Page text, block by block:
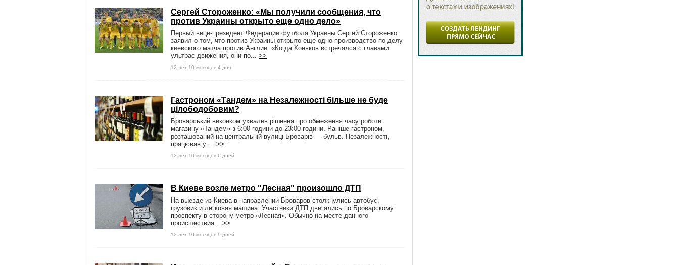
Сергей Стороженко: «Мы получили сообщения, что
против Украины открыто еще одно дело»
Первый вице-президент Федерации футбола Украины Сергей Стороженко
заявил о том, что против Украины открыто еще одно производство по делу
киевского матча против Англии. «Когда Коньков встречался с главами
ультрас-движения, они по... >>
12 лет 10 месяцев 4 дня
Гастроном «Тандем» на Незалежності більше не буде
цілободобовим?
Броварський виконком ухвалив рішення про обмеження часу роботи
магазину «Тандем» з 6:00 години до 23:00 години. Раніше гастроном,
розташований на центральній вулиці Броварів — бульв. Незалежності,
працював у ... >>
12 лет 10 месяцев 6 дней
В Киеве возле метро "Лесная" произошло ДТП
На выезде из Киева в направлении Броваров столкнулись автобус,
грузовик и легковая машина. Участники ДТП двигались по Броварскому
проспекту в сторону метро «Лесная». Обычно на месте данного
происшествия... >>
12 лет 10 месяцев 9 дней